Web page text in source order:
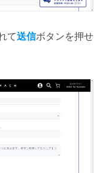
て送信ボタンを押せ